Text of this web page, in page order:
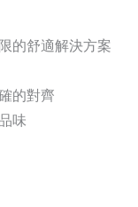
的舒適解決方案
的對齊
味